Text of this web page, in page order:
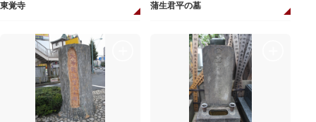
東覚寺 蒲生君平の墓